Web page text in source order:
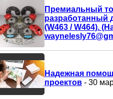
Премиальный
разработанный
(W463 / W464).
Надежная
проектов - 30